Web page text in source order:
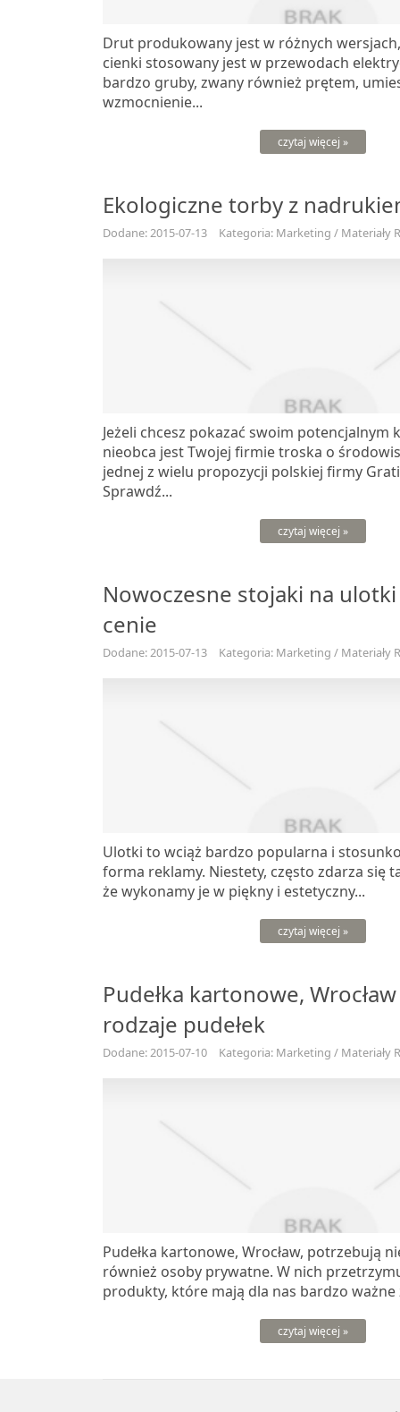
Drut produkowany jest w różnych
cienki stosowany jest w przewodach
bardzo gruby, zwany również prętem,
wzmocnienie...
czytaj więcej »
Ekologiczne torby z
Dodane: 2015-07-13 Kategoria: Marketing / Materiały
Jeżeli chcesz pokazać swoim potencjalnym
nieobca jest Twojej firmie troska o
jednej z wielu propozycji polskiej firmy
Sprawdź...
czytaj więcej »
Nowoczesne stojaki na
cenie
Dodane: 2015-07-13 Kategoria: Marketing / Materiały
Ulotki to wciąż bardzo popularna i
forma reklamy. Niestety, często zdarza się
że wykonamy je w piękny i estetyczny...
czytaj więcej »
Pudełka kartonowe,
rodzaje pudełek
Dodane: 2015-07-10 Kategoria: Marketing / Materiały
Pudełka kartonowe, Wrocław, potrzebują
również osoby prywatne. W nich
produkty, które mają dla nas bardzo ważne
czytaj więcej »